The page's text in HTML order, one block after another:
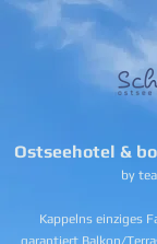
Ostseehotel &
by
Kappelns einziges
garantiert Balkon/